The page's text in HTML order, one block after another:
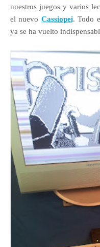
nuestros juegos y varios
el nuevo Cassiopei. Todo
ya se ha vuelto